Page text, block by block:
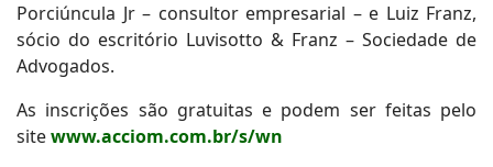
Porciúncula Jr – consultor empresarial – e Luiz Franz,
sócio do escritório Luvisotto & Franz – Sociedade de
Advogados.
As inscrições são gratuitas e podem ser feitas pelo
sitewww.acciom.com.br/s/wn